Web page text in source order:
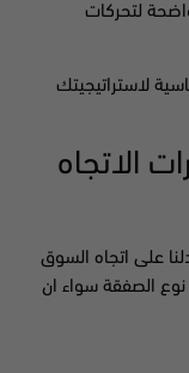
لتحركات
لاستراتيجيتك
الاتجاه
على اتجاه السوق
الصفقة سواء ان